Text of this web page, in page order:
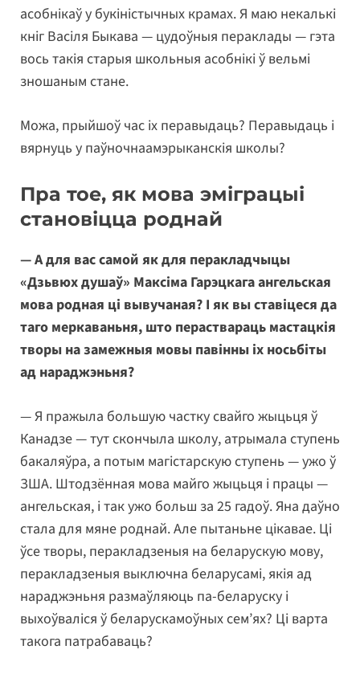
асобнікаў у букіністычных крамах. Я маю некалькі
кніг Васіля Быкава — цудоўныя пераклады — гэта
вось такія старыя школьныя асобнікі ў вельмі
зношаным стане.
Можа, прыйшоў час іх перавыдаць? Перавыдаць і
вярнуць у паўночнаамэрыканскія школы?
Пра тое, як мова эміграцыі
становіцца роднай
— А для вас самой як для перакладчыцы
«Дзьвюх душаў» Максіма Гарэцкага ангельская
мова родная ці вывучаная? І як вы ставіцеся да
таго меркаваньня, што пераствараць мастацкія
творы на замежныя мовы павінны іх носьбіты
ад нараджэньня?
— Я пражыла большую частку свайго жыцьця ў
Канадзе — тут скончыла школу, атрымала ступень
бакаляўра, а потым магістарскую ступень — ужо ў
ЗША. Штодзённая мова майго жыцьця і працы —
ангельская, і так ужо больш за 25 гадоў. Яна даўно
стала для мяне роднай. Але пытаньне цікавае. Ці
ўсе творы, перакладзеныя на беларускую мову,
перакладзеныя выключна беларусамі, якія ад
нараджэньня размаўляюць па-беларуску і
выхоўваліся ў беларускамоўных сем’ях? Ці варта
такога патрабаваць?